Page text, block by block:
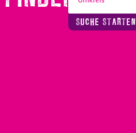
SUCHE STARTEN